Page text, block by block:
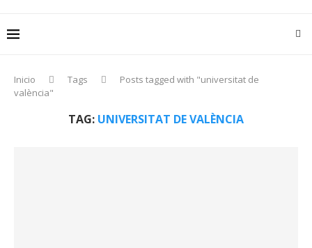
Inicio Tags
Posts tagged with "universitat de
valència"
TAG: UNIVERSITAT DE VALÈNCIA